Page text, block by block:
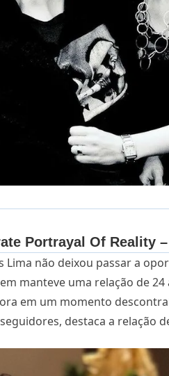
Lima não deixou passar a
manteve uma relação de
em um momento
destaca a relação